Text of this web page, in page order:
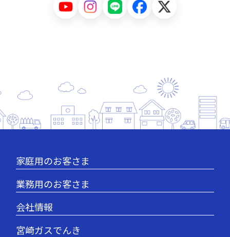
家庭用のお客さま
業務用のお客さま
会社情報
宮崎ガスでんき